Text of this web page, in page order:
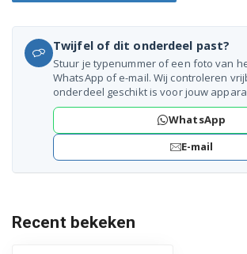
Twijfel of dit onderdeel past?
Stuur je typenummer of een foto van
WhatsApp of e-mail. Wij controleren
onderdeel geschikt is voor jouw
WhatsApp
E-mail
Recent bekeken